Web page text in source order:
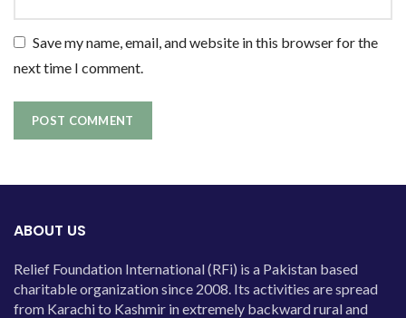
Save my name, email, and website in this browser for the
next time I comment.
ABOUT US
Relief Foundation International (RFi) is a Pakistan based
charitable organization since 2008. Its activities are spread
from Karachi to Kashmir in extremely backward rural and